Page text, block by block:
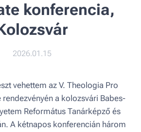
konferencia,
2026.01.15
vehettem az V. Theologia Pro
a kolozsvári Babes-
Református Tanárképző és
A kétnapos konferencián három